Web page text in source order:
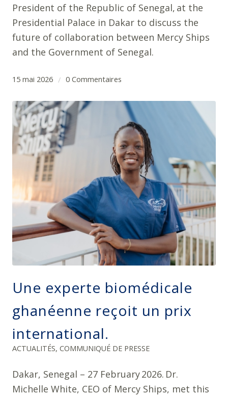
President of the Republic of Senegal, at the
Presidential Palace in Dakar to discuss the
future of collaboration between Mercy Ships
and the Government of Senegal.
15 mai 2026 / 0 Commentaires
Une experte biomédicale
ghanéenne reçoit un prix
international.
ACTUALITÉS, COMMUNIQUÉ DE PRESSE
Dakar, Senegal – 27 February 2026. Dr.
Michelle White, CEO of Mercy Ships, met this